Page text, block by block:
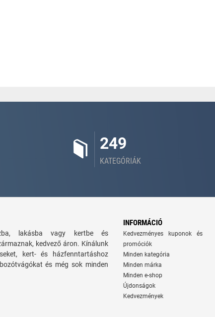
249
KATEGÓRIÁK
lakásba vagy kertbe és
kedvező áron. Kínálunk
kert- és házfenntartáshoz
és még sok minden
INFORMÁCIÓ
Kedvezményes kuponok és
promóciók
Minden kategória
Minden márka
Minden e-shop
Újdonságok
Kedvezmények